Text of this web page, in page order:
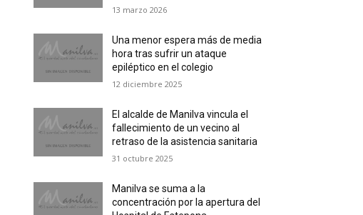
13 marzo 2026
Una menor espera más de media
hora tras sufrir un ataque
epiléptico en el colegio
12 diciembre 2025
El alcalde de Manilva vincula el
fallecimiento de un vecino al
retraso de la asistencia sanitaria
31 octubre 2025
Manilva se suma a la
concentración por la apertura del